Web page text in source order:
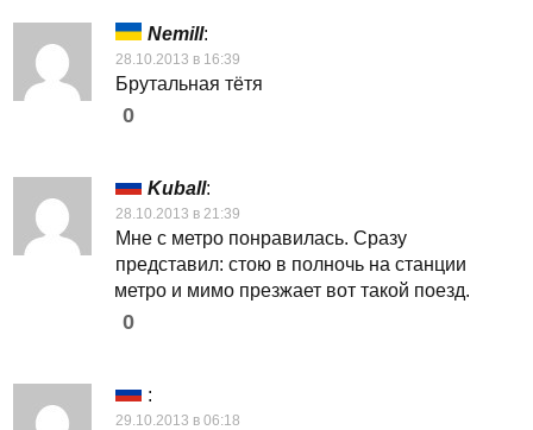
Nemill:
28.10.2013 в 16:39
Брутальная тётя
0
Kuball:
28.10.2013 в 21:39
Мне с метро понравилась. Сразу
представил: стою в полночь на станции
метро и мимо презжает вот такой поезд.
0
:
29.10.2013 в 06:18